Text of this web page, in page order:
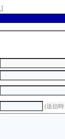
]
(送信時